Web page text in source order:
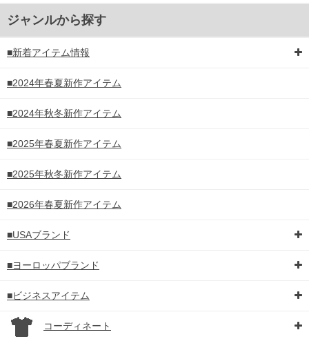
ジャンルから探す
■新着アイテム情報
■2024年春夏新作アイテム
■2024年秋冬新作アイテム
■2025年春夏新作アイテム
■2025年秋冬新作アイテム
■2026年春夏新作アイテム
■USAブランド
■ヨーロッパブランド
■ビジネスアイテム
コーディネート